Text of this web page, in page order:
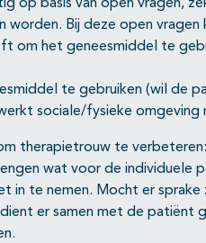
op basis van open vragen,
worden. Bij deze open
om het geneesmiddel te
te gebruiken (wil de
sociale/fysieke omgeving
therapietrouw te verbeteren:
wat voor de individuele
in te nemen. Mocht er sprake
er samen met de patiënt